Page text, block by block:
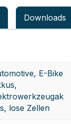
Downloads
E-Bike
lose Zellen